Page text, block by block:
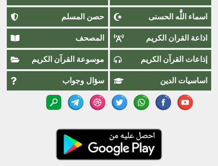
اسماء اللَّٰه الحسنى حصن المسلم
اذاعة القران الكريم المصحف
إذاعات القرآن الكريم موسوعة القرآن الكريم
اساسيات الدين سؤال وجواب